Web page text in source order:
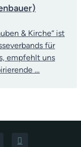
& Kirche“ ist
für
empfehlt uns
…